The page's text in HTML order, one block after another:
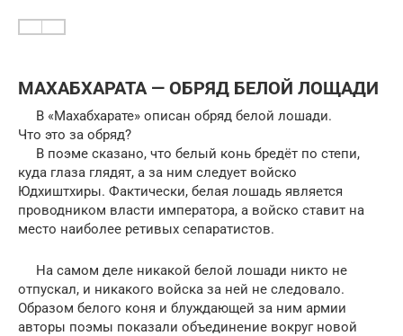
МАХАБХАРАТА — ОБРЯД БЕЛОЙ ЛОЩАДИ
В «Махабхарате» описан обряд белой лошади.
Что это за обряд?
В поэме сказано, что белый конь бредёт по степи,
куда глаза глядят, а за ним следует войско
Юдхиштхиры. Фактически, белая лошадь является
проводником власти императора, а войско ставит на
место наиболее ретивых сепаратистов.
На самом деле никакой белой лошади никто не
отпускал, и никакого войска за ней не следовало.
Образом белого коня и блуждающей за ним армии
авторы поэмы показали объединение вокруг новой